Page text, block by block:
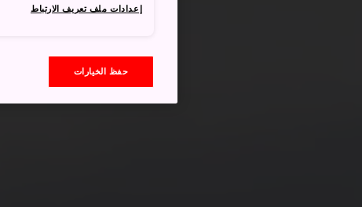
إعدادات ملف تعريف الارتباط
حفظ الخيارات